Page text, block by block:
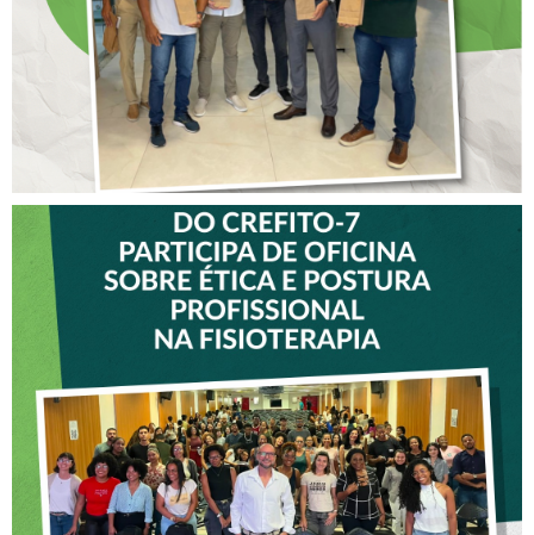
VICE-PRESIDENTE DO
CREFITO-7 PARTICIPA DE
OFICINA SOBRE ÉTICA E
POSTURA PROFISSIONAL
NA FISIOTERAPIA